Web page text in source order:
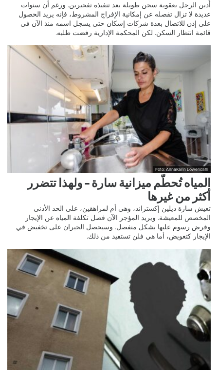
أُدين الرجل بعقوبة سجن طويلة بعد تنفيذه تفجيرين. ورغم أن سنوات
عديدة لا تزال تفصله عن إمكانية الإفراج المشروط، فإنه يريد الحصول
على إذن للاتصال بعدة شركات إسكان حتى يسجل اسمه منذ الآن في
قائمة انتظار السكن. لكن المحكمة الإدارية رفضت طلبه.
Foto: AnnaKarin Löwendahl
المياه تُحطّم ميزانية سارة – ولهذا تتضرر
أكثر من غيرها
تعيش سارة ديلين إكستراند، وهي أم لمراهقين، على الحد الأدنى
المخصص للمعيشة. ويريد المؤجر الآن فصل تكلفة المياه عن الإيجار
وفرض رسوم عليها بشكل منفصل. وسيحصل الجيران على تخفيض في
الإيجار كتعويض، أما هي فلن تستفيد من ذلك.